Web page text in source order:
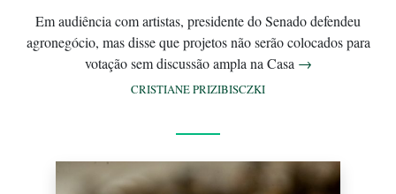
Em audiência com artistas, presidente do Senado defendeu
agronegócio, mas disse que projetos não serão colocados para
votação sem discussão ampla na Casa →
CRISTIANE PRIZIBISCZKI